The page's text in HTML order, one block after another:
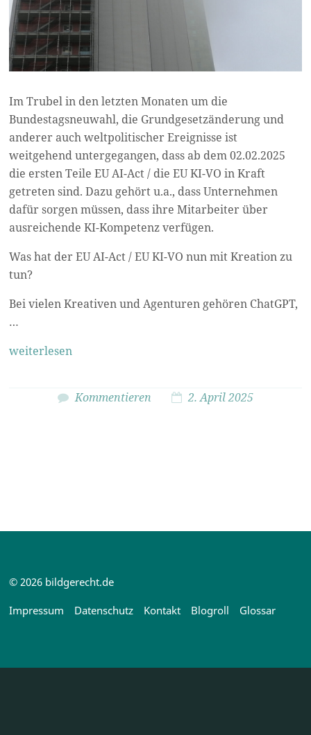
Im Trubel in den letzten Monaten um die
Bundestagsneuwahl, die Grundgesetzänderung und
anderer auch weltpolitischer Ereignisse ist
weitgehend untergegangen, dass ab dem 02.02.2025
die ersten Teile EU AI-Act / die EU KI-VO in Kraft
getreten sind. Dazu gehört u.a., dass Unternehmen
dafür sorgen müssen, dass ihre Mitarbeiter über
ausreichende KI-Kompetenz verfügen.
Was hat der EU AI-Act / EU KI-VO nun mit Kreation zu
tun?
Bei vielen Kreativen und Agenturen gehören ChatGPT,
…
weiterlesen
Kommentieren 2. April 2025
© 2026 bildgerecht.de
Impressum Datenschutz Kontakt Blogroll Glossar